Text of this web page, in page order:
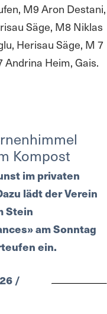
M9 Aron Destani,
Säge, M8 Niklas
Herisau Säge, M 7
Andrina Heim, Gais.
Kompost
im privaten
lädt der Verein
Stein
am Sonntag
ein.
/